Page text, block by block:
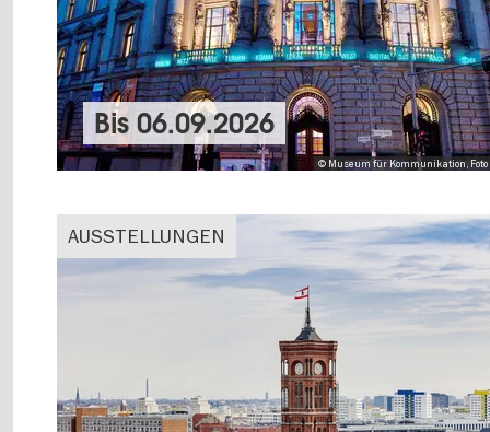
© Museum für Kommunikation,
Bis 06.09.2026
AUSSTELLUNGEN